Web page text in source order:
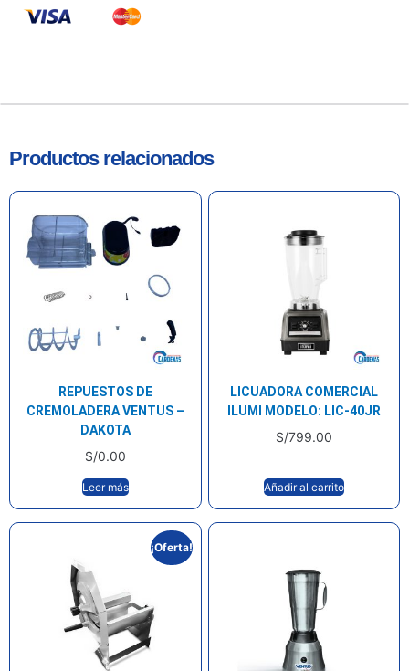
Productos relacionados
REPUESTOS DE
CREMOLADERA VENTUS –
DAKOTA
S/0.00
Leer más
LICUADORA COMERCIAL
ILUMI MODELO: LIC-40JR
S/799.00
Añadir al carrito
¡Oferta!